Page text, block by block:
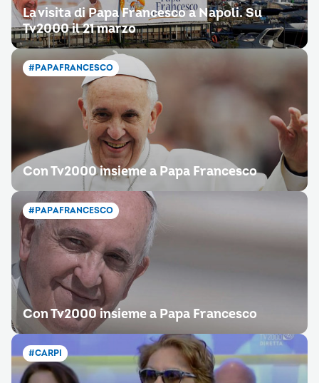
La visita di Papa Francesco a Napoli. Su
Tv2000 il 21 marzo
#PAPAFRANCESCO
Con Tv2000 insieme a Papa Francesco
#PAPAFRANCESCO
Con Tv2000 insieme a Papa Francesco
#CARPI